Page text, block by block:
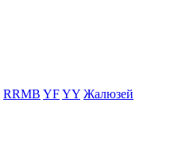
RRMB YFYY Жалюзей